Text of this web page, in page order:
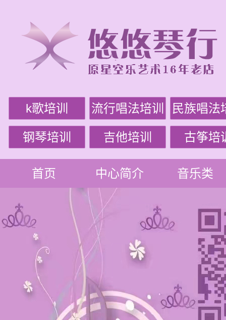
k歌培训 流行唱法培训 民族唱法
钢琴培训 吉他培训 古筝培
首页 中心简介 音乐类